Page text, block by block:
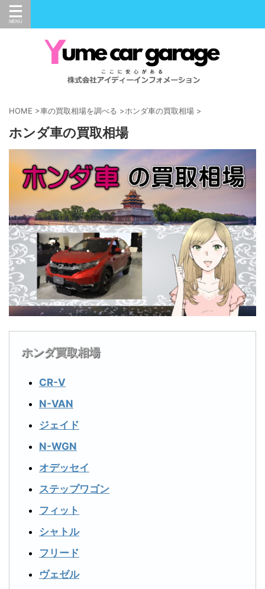
HOME >車の買取相場を調べる >ホンダ車の買取相場 >
ホンダ車の買取相場
ホンダ買取相場
CR-V
N-VAN
ジェイド
N-WGN
オデッセイ
ステップワゴン
フィット
シャトル
フリード
ヴェゼル